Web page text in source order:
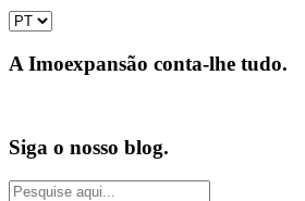
A Imoexpansão conta-lhe tudo.
Siga o nosso blog.